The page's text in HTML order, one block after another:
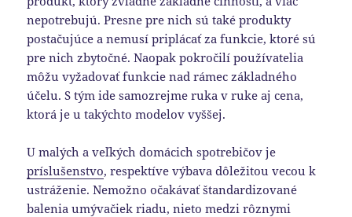
nepotrebujú. Presne pre nich sú také produkty
postačujúce a nemusí priplácať za funkcie, ktoré sú
pre nich zbytočné. Naopak pokročilí používatelia
môžu vyžadovať funkcie nad rámec základného
účelu. S tým ide samozrejme ruka v ruke aj cena,
ktorá je u takýchto modelov vyššej.
U malých a veľkých domácich spotrebičov je
príslušenstvo, respektíve výbava dôležitou vecou k
ustráženie. Nemožno očakávať štandardizované
balenia umývačiek riadu, nieto medzi rôznymi